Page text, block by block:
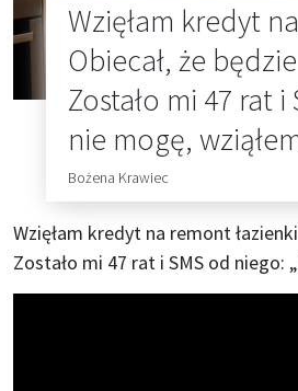
Wzięłam kredyt
Obiecał, że
Zostało mi 47 rat
nie mogę,
Bożena Krawiec
Wzięłam kredyt na remont łazienki
Zostało mi 47 rat i SMS od niego: